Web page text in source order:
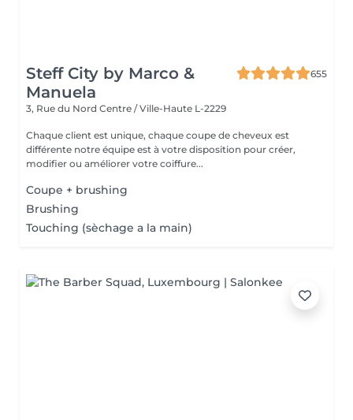
Steff City by Marco &
Manuela
655
3, Rue du Nord Centre / Ville-Haute L-2229
Chaque client est unique, chaque coupe de cheveux est
différente notre équipe est à votre disposition pour créer,
modifier ou améliorer votre coiffure...
Coupe + brushing
Brushing
Touching (sèchage a la main)